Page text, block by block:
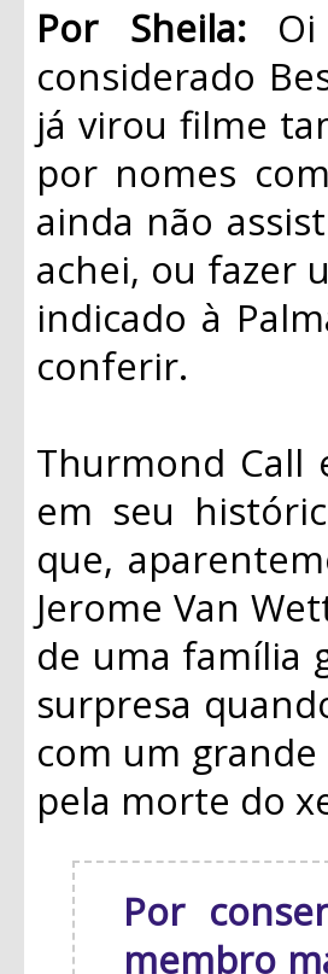
Por Sheila:Oi
considerado
já virou filme
por nomes
ainda não
achei, ou fazer
indicado à
conferir.
Thurmond Call
em seu
que,
Jerome Van
de uma família
surpresa
com um
pela morte do
Por
membro